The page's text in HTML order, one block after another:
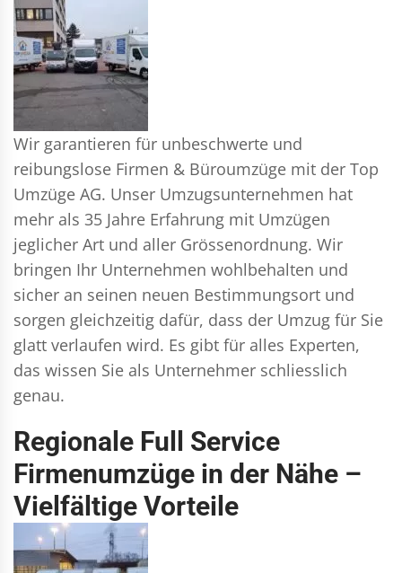
Wir garantieren für unbeschwerte und
reibungslose Firmen & Büroumzüge mit der Top
Umzüge AG. Unser Umzugsunternehmen hat
mehr als 35 Jahre Erfahrung mit Umzügen
jeglicher Art und aller Grössenordnung. Wir
bringen Ihr Unternehmen wohlbehalten und
sicher an seinen neuen Bestimmungsort und
sorgen gleichzeitig dafür, dass der Umzug für Sie
glatt verlaufen wird. Es gibt für alles Experten,
das wissen Sie als Unternehmer schliesslich
genau.
Regionale Full Service
Firmenumzüge in der Nähe –
Vielfältige Vorteile